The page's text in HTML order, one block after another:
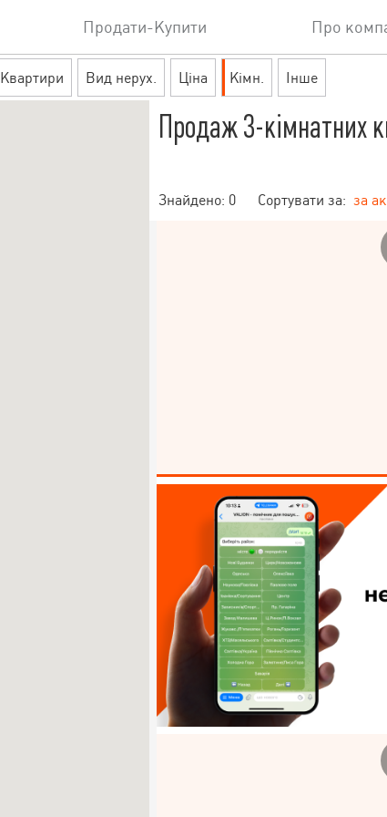
Продати-Купити Про
Квартири Вид нерух. Ціна Кімн. Інше
Продаж 3-кімнатних
Знайдено: 0 Сортувати за: за